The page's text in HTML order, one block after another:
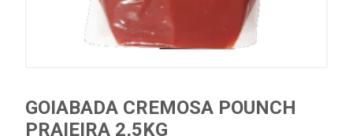
GOIABADA CREMOSA POUNCH
PRAIEIRA 2,5KG